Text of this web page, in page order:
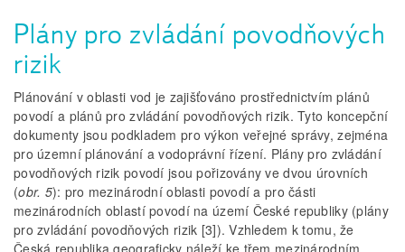
Plány pro zvládání povodňových
rizik
Plánování v oblasti vod je zajišťováno prostřednictvím plánů
povodí a plánů pro zvládání povodňových rizik. Tyto koncepční
dokumenty jsou podkladem pro výkon veřejné správy, zejména
pro územní plánování a vodoprávní řízení. Plány pro zvládání
povodňových rizik povodí jsou pořizovány ve dvou úrovních
(obr. 5): pro mezinárodní oblasti povodí a pro části
mezinárodních oblastí povodí na území České republiky (plány
pro zvládání povodňových rizik [3]). Vzhledem k tomu, že